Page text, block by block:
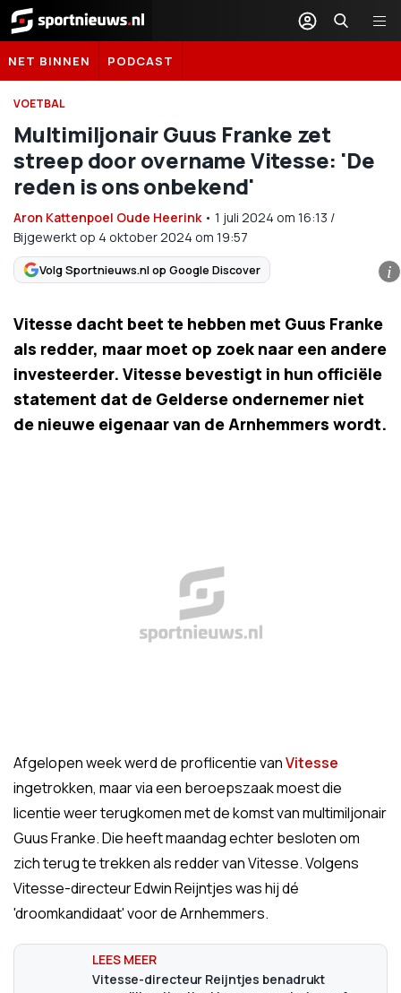
Sportnieuws.nl
NET BINNEN PODCAST
VOETBAL
Multimiljonair Guus Franke zet
streep door overname Vitesse: 'De
reden is ons onbekend'
Aron Kattenpoel Oude Heerink• 1 juli 2024 om 16:13 /
Bijgewerkt op 4 oktober 2024 om 19:57
Volg Sportnieuws.nl op Google Discover i
Vitesse dacht beet te hebben met Guus Franke
als redder, maar moet op zoek naar een andere
investeerder. Vitesse bevestigt in hun officiële
statement dat de Gelderse ondernemer niet
de nieuwe eigenaar van de Arnhemmers wordt.
Afgelopen week werd de proflicentie vanVitesse
ingetrokken, maar via een beroepszaak moest die
licentie weer terugkomen met de komst van multimiljonair
Guus Franke. Die heeft maandag echter besloten om
zich terug te trekken als redder van Vitesse. Volgens
Vitesse-directeur Edwin Reijntjes was hij dé
'droomkandidaat' voor de Arnhemmers.
Vitesse-directeur Reijntjes benadrukt